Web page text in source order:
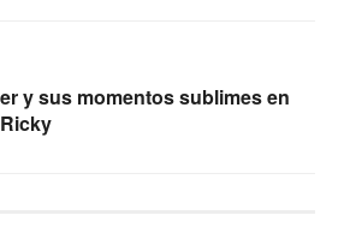
y sus momentos sublimes en